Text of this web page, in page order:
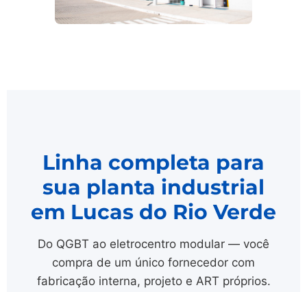
Linha completa para
sua planta industrial
em Lucas do Rio Verde
Do QGBT ao eletrocentro modular — você
compra de um único fornecedor com
fabricação interna, projeto e ART próprios.